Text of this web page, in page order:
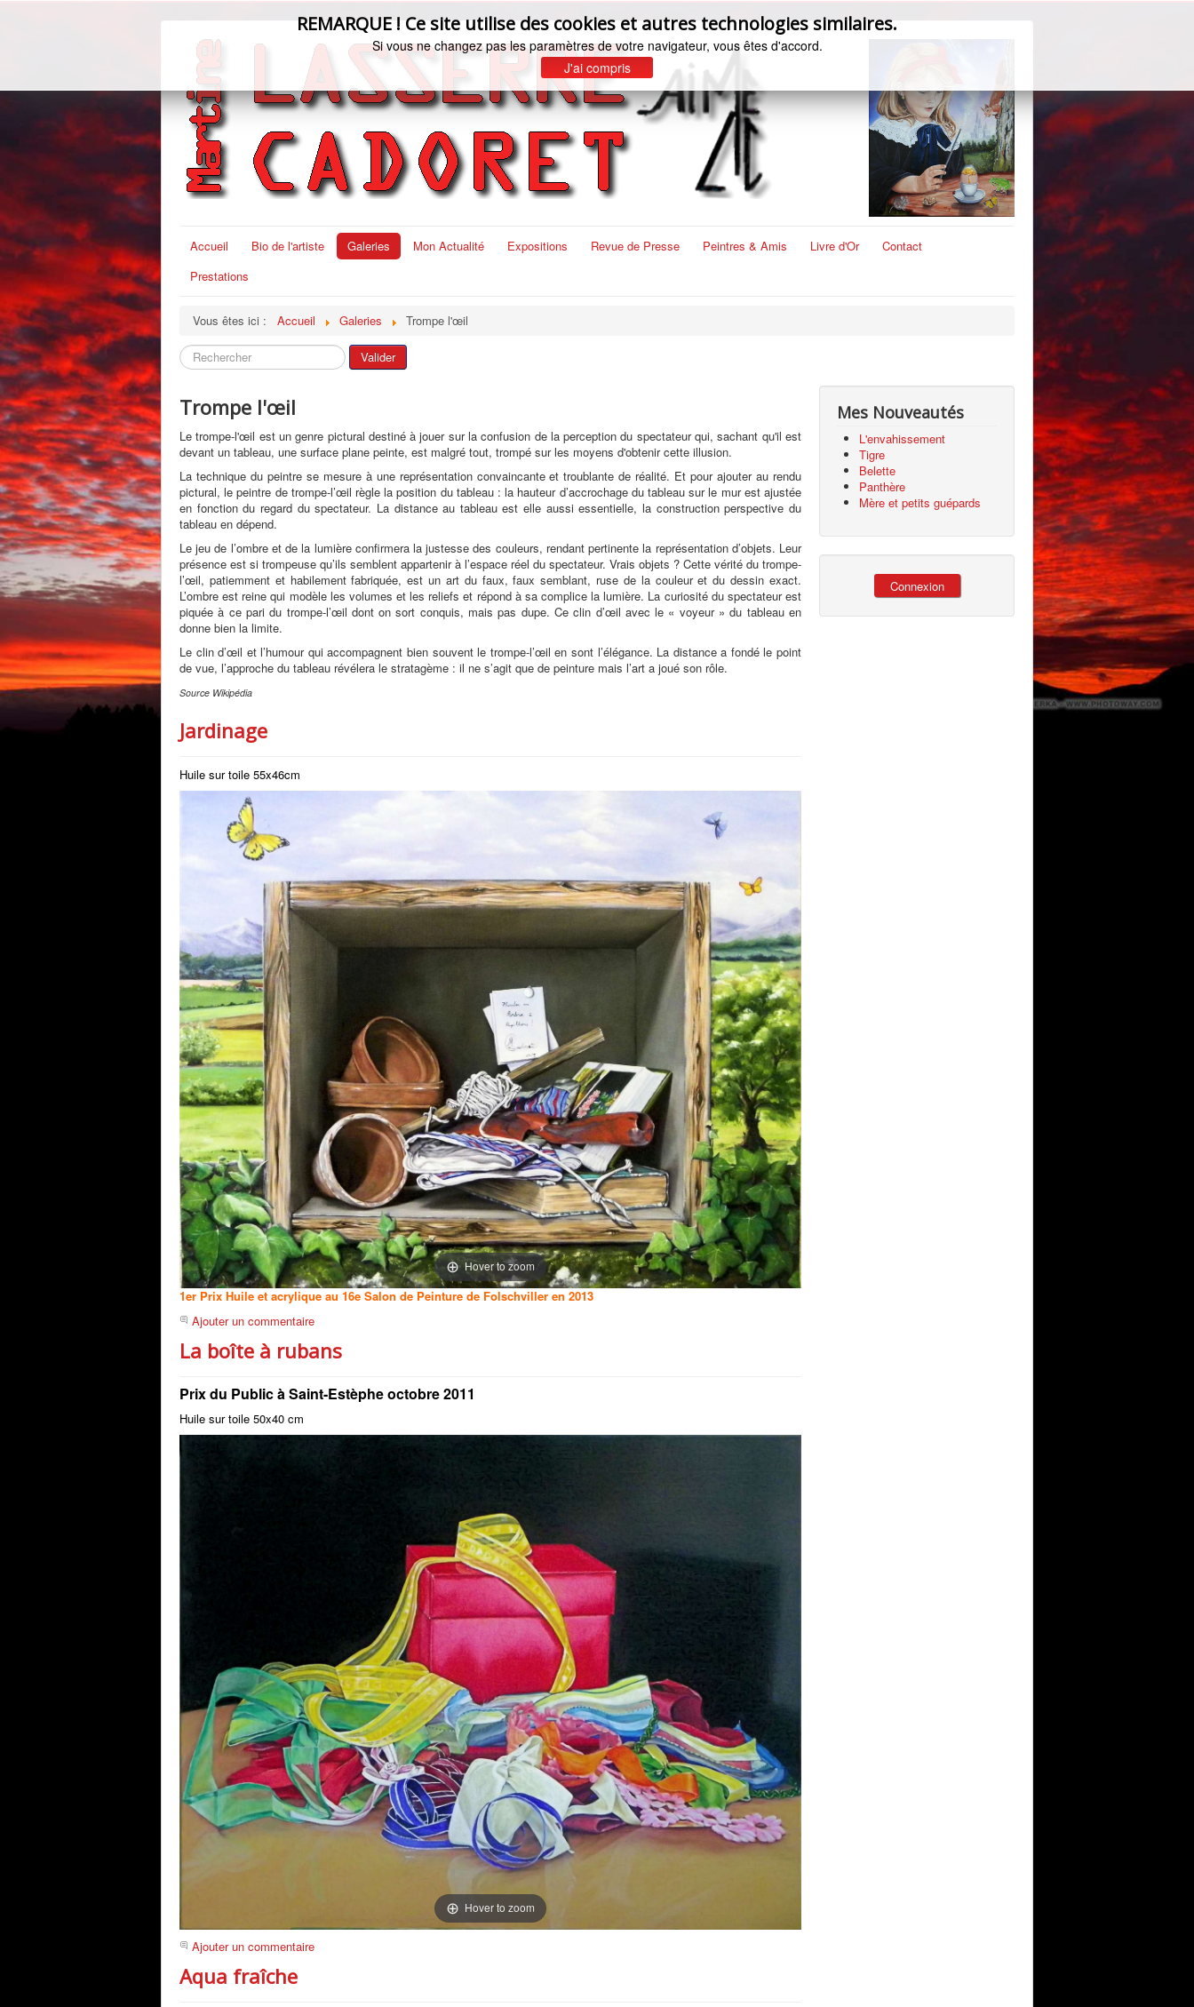
Accueil Bio de l'artiste Galeries Mon Actualité Expositions Revue de Presse Peintres & Amis Livre d'Or
Contact
Prestations
Vous êtes ici : Accueil Galeries Trompe l'œil
REMARQUE ! Ce site utilise des cookies et autres technologies similaires.
Si vous ne changez pas les paramètres de votre navigateur, vous êtes d'accord.
J'ai compris
Rechercher Valider
Trompe l'œil
Le trompe-l'œil est un genre pictural destiné à jouer sur la confusion de la perception du spectateur qui, sachant qu'il est
devant un tableau, une surface plane peinte, est malgré tout, trompé sur les moyens d'obtenir cette illusion.
La technique du peintre se mesure à une représentation convaincante et troublante de réalité. Et pour ajouter au rendu
pictural, le peintre de trompe-l’œil règle la position du tableau : la hauteur d’accrochage du tableau sur le mur est ajustée
en fonction du regard du spectateur. La distance au tableau est elle aussi essentielle, la construction perspective du
tableau en dépend.
Le jeu de l’ombre et de la lumière confirmera la justesse des couleurs, rendant pertinente la représentation d’objets. Leur
présence est si trompeuse qu’ils semblent appartenir à l’espace réel du spectateur. Vrais objets ? Cette vérité du trompe-
l’œil, patiemment et habilement fabriquée, est un art du faux, faux semblant, ruse de la couleur et du dessin exact.
L’ombre est reine qui modèle les volumes et les reliefs et répond à sa complice la lumière. La curiosité du spectateur est
piquée à ce pari du trompe-l’œil dont on sort conquis, mais pas dupe. Ce clin d’œil avec le « voyeur » du tableau en
donne bien la limite.
Le clin d’œil et l’humour qui accompagnent bien souvent le trompe-l’œil en sont l’élégance. La distance a fondé le point
de vue, l’approche du tableau révélera le stratagème : il ne s’agit que de peinture mais l’art a joué son rôle.
Source Wikipédia
Jardinage
Huile sur toile 55x46cm
Hover to zoom
1er Prix Huile et acrylique au 16e Salon de Peinture de Folschviller en 2013
Ajouter un commentaire
La boîte à rubans
Prix du Public à Saint-Estèphe octobre 2011
Huile sur toile 50x40 cm
Hover to zoom
Ajouter un commentaire
Aqua fraîche
Mes Nouveautés
L'envahissement
Tigre
Belette
Panthère
Mère et petits guépards
Connexion